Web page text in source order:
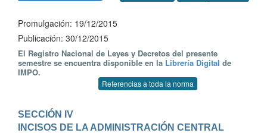
Promulgación: 19/12/2015
Publicación: 30/12/2015
El Registro Nacional de Leyes y Decretos del presente
semestre se encuentra disponible en la Librería Digital de
IMPO.
Referencias a toda la norma
SECCIÓN IV
INCISOS DE LA ADMINISTRACIÓN CENTRAL